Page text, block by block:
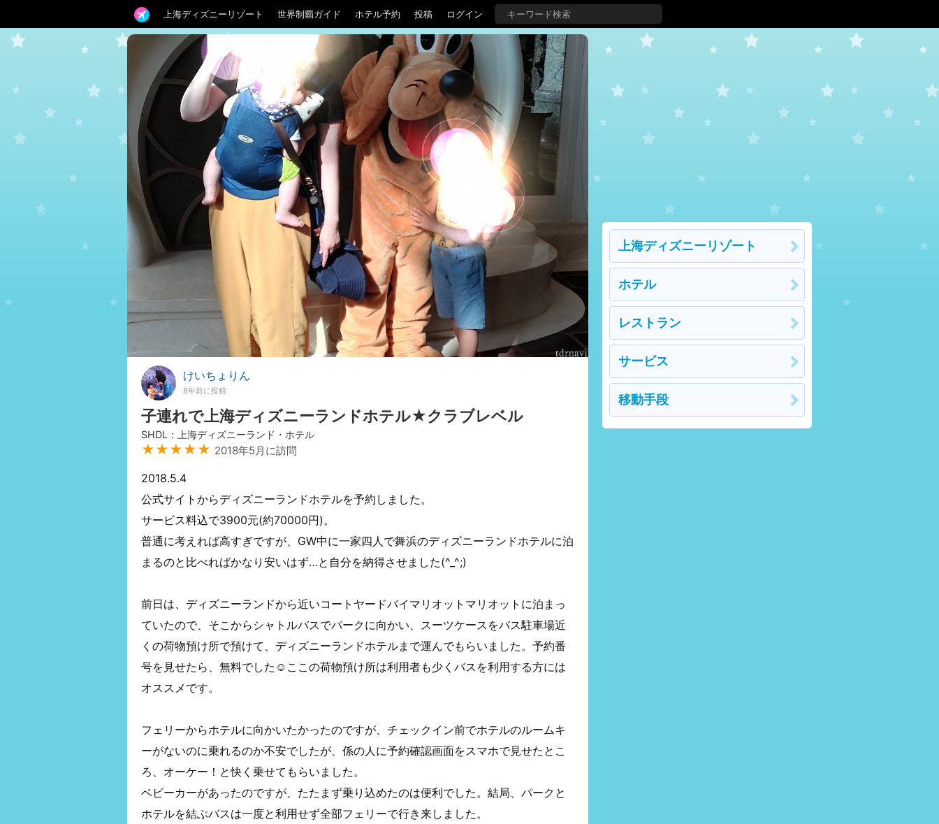
上海ディズニーリゾート 世界制覇ガイド ホテル予約 投稿 ログイン
けいちょりん
8年前に投稿
子連れで上海ディズニーランドホテル★クラブレベル
SHDL：上海ディズニーランド・ホテル
★★★★★ 2018年5月に訪問
2018.5.4
公式サイトからディズニーランドホテルを予約しました。
サービス料込で3900元(約70000円)。
普通に考えれば高すぎですが、GW中に一家四人で舞浜のディズニーランドホテルに泊
まるのと比べればかなり安いはず…と自分を納得させました(^_^;)
前日は、ディズニーランドから近いコートヤードバイマリオットマリオットに泊まっ
ていたので、そこからシャトルバスでパークに向かい、スーツケースをバス駐車場近
くの荷物預け所で預けて、ディズニーランドホテルまで運んでもらいました。予約番
号を見せたら、無料でした☺ここの荷物預け所は利用者も少くバスを利用する方には
オススメです。
フェリーからホテルに向かいたかったのですが、チェックイン前でホテルのルームキ
ーがないのに乗れるのか不安でしたが、係の人に予約確認画面をスマホで見せたとこ
ろ、オーケー！と快く乗せてもらいました。
ベビーカーがあったのですが、たたまず乗り込めたのは便利でした。結局、パークと
ホテルを結ぶバスは一度と利用せず全部フェリーで行き来しました。
上海ディズニーリゾート
ホテル
レストラン
サービス
移動手段